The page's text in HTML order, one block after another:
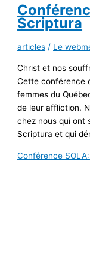
Scriptura
articles / Le
Christ et nos
Cette conférence
femmes du
de leur affliction.
chez nous qui ont
Scriptura et qui
Conférence